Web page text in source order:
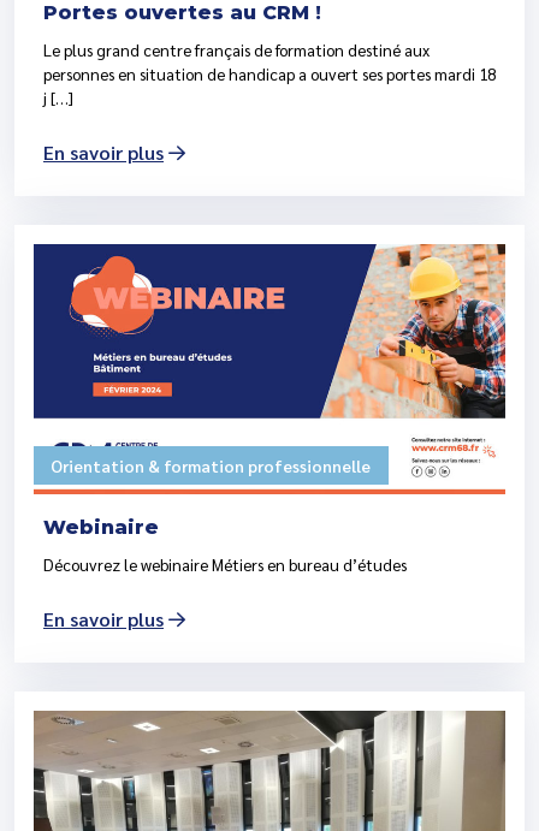
Portes ouvertes au CRM !
Le plus grand centre français de formation destiné aux
personnes en situation de handicap a ouvert ses portes mardi 18
j […]
En savoir plus
Orientation & formation professionnelle
Webinaire
Découvrez le webinaire Métiers en bureau d’études
En savoir plus